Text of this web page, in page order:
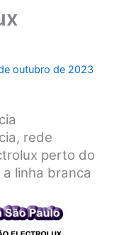
outubro de 2023
rede
perto do
linha branca